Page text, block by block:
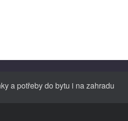
a potřeby do bytu i na zahradu